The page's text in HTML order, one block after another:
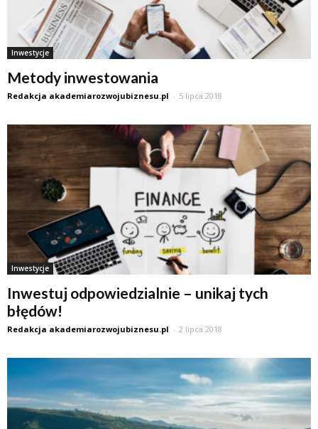
Inwestycje
Metody inwestowania
Redakcja akademiarozwojubiznesu.pl - 5 lipca 2018
Inwestycje
Inwestuj odpowiedzialnie – unikaj tych
błędów!
Redakcja akademiarozwojubiznesu.pl - 2 lipca 2018